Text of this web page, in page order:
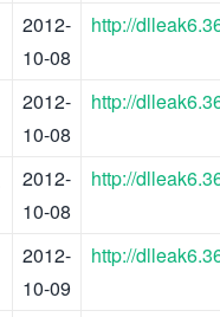
2012-
10-08
http://
2012-
10-08
http://
2012-
10-08
http://
2012-
10-09
http://